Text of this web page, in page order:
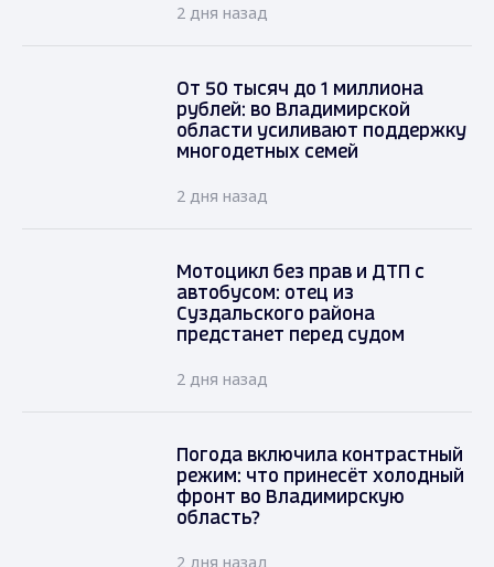
2 дня назад
От 50 тысяч до 1 миллиона
рублей: во Владимирской
области усиливают поддержку
многодетных семей
2 дня назад
Мотоцикл без прав и ДТП с
автобусом: отец из
Суздальского района
предстанет перед судом
2 дня назад
Погода включила контрастный
режим: что принесёт холодный
фронт во Владимирскую
область?
2 дня назад